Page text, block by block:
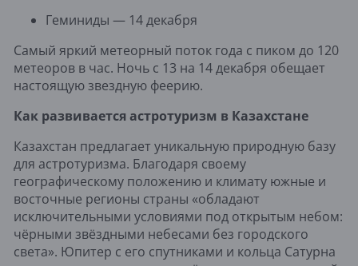
Геминиды — 14 декабря
Самый яркий метеорный поток года с пиком до 120
метеоров в час. Ночь с 13 на 14 декабря обещает
настоящую звездную феерию.
Как развивается астротуризм в Казахстане
Казахстан предлагает уникальную природную базу
для астротуризма. Благодаря своему
географическому положению и климату южные и
восточные регионы страны «обладают
исключительными условиями под открытым небом:
чёрными звёздными небесами без городского
света». Юпитер с его спутниками и кольца Сатурна